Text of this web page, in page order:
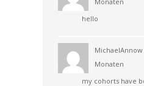
hello
MichaelAnnow
Monaten
my cohorts have